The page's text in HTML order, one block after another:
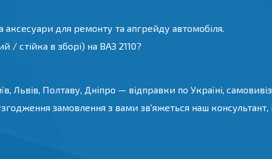
аксесуари для ремонту та апгрейду автомобіля.
стійка в зборі) на ВАЗ 2110?
Львів, Полтаву, Дніпро — відправки по Україні,
замовлення з вами зв'яжеться наш консультант,